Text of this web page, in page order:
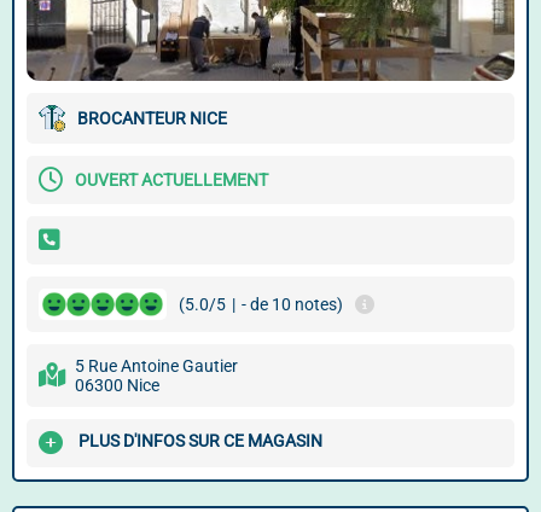
BROCANTEUR NICE
OUVERT ACTUELLEMENT
(5.0/5 | - de 10 notes)
5 Rue Antoine Gautier
06300 Nice
PLUS D'INFOS SUR CE MAGASIN